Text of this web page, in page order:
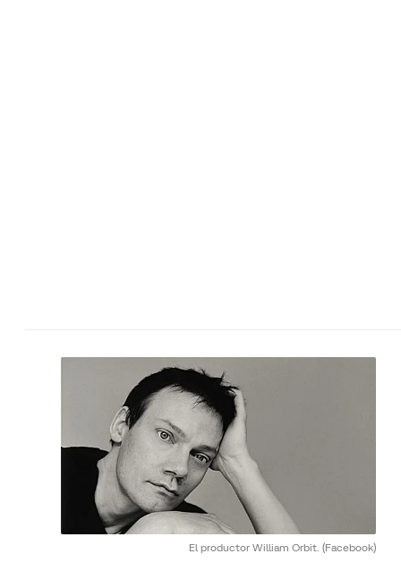
El productor William Orbit. (Facebook)